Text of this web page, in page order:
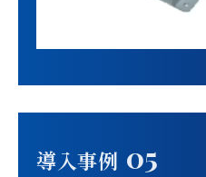
導入事例 05